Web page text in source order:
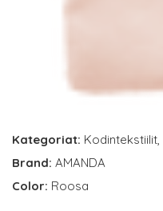
Kategoriat: Kodintekstiilit,
Brand: AMANDA
Color: Roosa